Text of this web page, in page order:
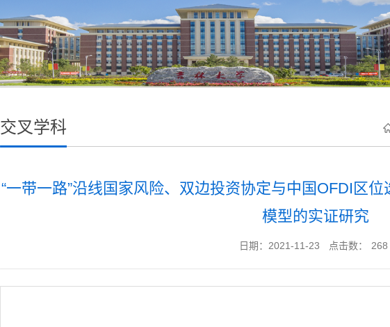
交叉学科
“一带一路”沿线国家风险、双边投资协定与中国OFDI区
模型的实证研究
日期：2021-11-23 点击数： 268